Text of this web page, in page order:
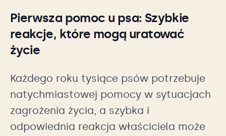
Pierwsza pomoc u psa: Szybkie
reakcje, które mogą uratować
życie
Każdego roku tysiące psów potrzebuje
natychmiastowej pomocy w sytuacjach
zagrożenia życia, a szybka i
odpowiednia reakcja właściciela może